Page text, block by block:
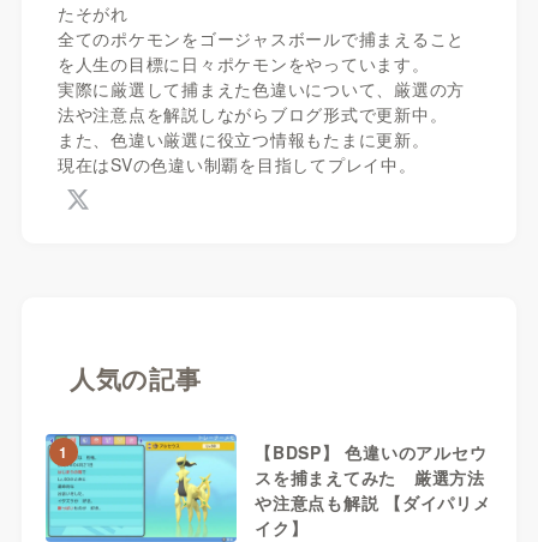
たそがれ
全てのポケモンをゴージャスボールで捕まえること
を人生の目標に日々ポケモンをやっています。
実際に厳選して捕まえた色違いについて、厳選の方
法や注意点を解説しながらブログ形式で更新中。
また、色違い厳選に役立つ情報もたまに更新。
現在はSVの色違い制覇を目指してプレイ中。
人気の記事
1
【BDSP】 色違いのアルセウ
スを捕まえてみた 厳選方法
や注意点も解説 【ダイパリメ
イク】